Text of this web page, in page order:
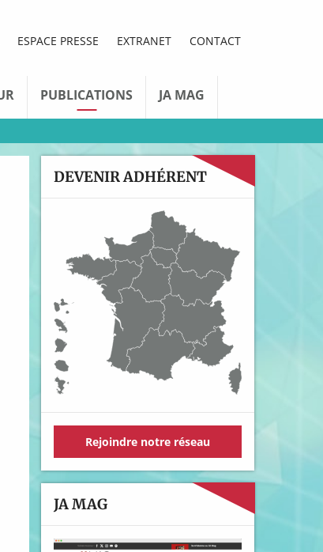
ESPACE PRESSE EXTRANET CONTACT
PUBLICATIONS JA MAG
DEVENIR ADHÉRENT
Rejoindre notre réseau
JA MAG